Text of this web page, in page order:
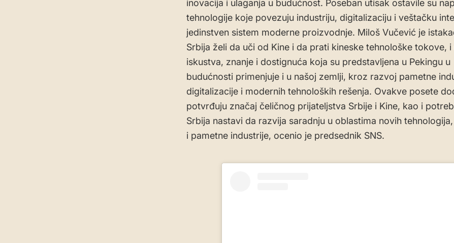
inovacija i ulaganja u budućnost. Poseban utisak ostavile su
tehnologije koje povezuju industriju, digitalizaciju i veštačku
jedinstven sistem moderne proizvodnje. Miloš Vučević je
Srbija želi da uči od Kine i da prati kineske tehnološke tokove, i
iskustva, znanje i dostignuća koja su predstavljena u Pekingu u
budućnosti primenjuje i u našoj zemlji, kroz razvoj pametne
digitalizacije i modernih tehnoloških rešenja. Ovakve posete
potvrđuju značaj čeličnog prijateljstva Srbije i Kine, kao i
Srbija nastavi da razvija saradnju u oblastima novih
i pametne industrije, ocenio je predsednik SNS.